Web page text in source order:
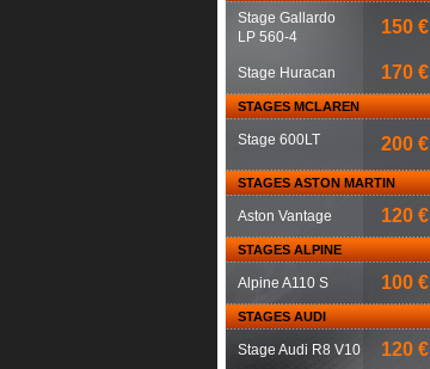
Stage Gallardo
LP 560-4
150 €
Stage Huracan 170 €
STAGES MCLAREN
Stage 600LT 200 €
STAGES ASTON MARTIN
Aston Vantage 120 €
STAGES ALPINE
Alpine A110 S 100 €
STAGES AUDI
Stage Audi R8 V10 120 €